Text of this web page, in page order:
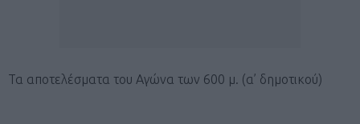
Τα αποτελέσματα του Αγώνα των 600 μ. (α’ δημοτικού)